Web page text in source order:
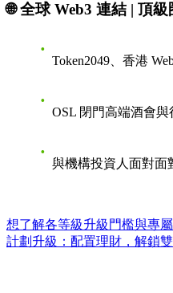
🌐 全球 Web3 連結 | 頂級
Token2049、香港
OSL 閉門高端酒會與
與機構投資人面對面
想了解各等級升級門檻與專
計劃升級：配置理財，解鎖